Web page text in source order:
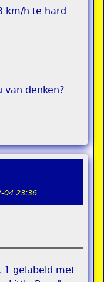
km/h te hard
van denken?
04 23:36
1 gelabeld met